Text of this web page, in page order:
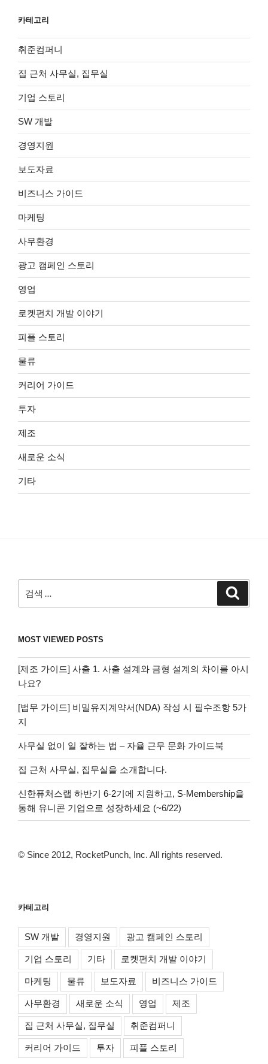
카테고리
취준컴퍼니
집 근처 사무실, 집무실
기업 스토리
SW 개발
경영지원
보도자료
비즈니스 가이드
마케팅
사무환경
광고 캠페인 스토리
영업
로켓펀치 개발 이야기
피플 스토리
물류
커리어 가이드
투자
제조
새로운 소식
기타
색:
MOST VIEWED POSTS
[제조 가이드] 사출 1. 사출 설계와 금형 설계의 차이를 아시
나요?
[법무 가이드] 비밀유지계약서(NDA) 작성 시 필수조항 5가
지
사무실 없이 일 잘하는 법 – 자율 근무 문화 가이드북
집 근처 사무실, 집무실을 소개합니다.
신한퓨처스랩 하반기 6-2기에 지원하고, S-Membership을
통해 유니콘 기업으로 성장하세요 (~6/22)
© Since 2012, RocketPunch, Inc. All rights reserved.
카테고리
SW 개발 경영지원 광고 캠페인 스토리
기업 스토리 기타 로켓펀치 개발 이야기
마케팅 물류 보도자료 비즈니스 가이드
사무환경 새로운 소식 영업 제조
집 근처 사무실, 집무실 취준컴퍼니
커리어 가이드 투자 피플 스토리